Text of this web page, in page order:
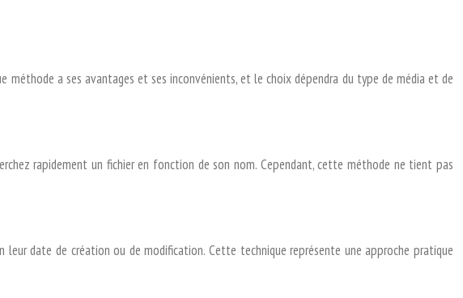
a ses avantages et ses inconvénients, et le choix dépendra du type de média et de
rapidement un fichier en fonction de son nom. Cependant, cette méthode ne tient pas
date de création ou de modification. Cette technique représente une approche pratique